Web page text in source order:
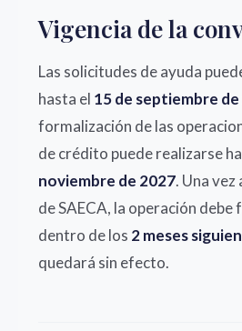
Vigencia de la
Las solicitudes de ayuda
hasta el 15 de septiembre
formalización de las
de crédito puede realizarse
noviembre de 2027. Una
de SAECA, la operación
dentro de los 2 meses
quedará sin efecto.